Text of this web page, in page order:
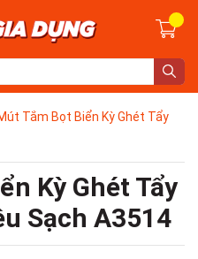
Tắm Bọt Biển Kỳ Ghét Tẩy
Kỳ Ghét Tẩy
Sạch A3514